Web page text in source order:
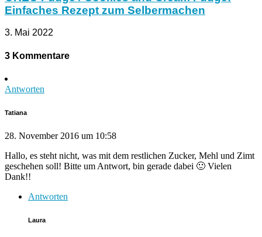
Einfaches Rezept zum Selbermachen
3. Mai 2022
3 Kommentare
Antworten
Tatiana
28. November 2016 um 10:58
Hallo, es steht nicht, was mit dem restlichen Zucker, Mehl und Zimt
geschehen soll! Bitte um Antwort, bin gerade dabei 🙂 Vielen
Dank!!
Antworten
Laura